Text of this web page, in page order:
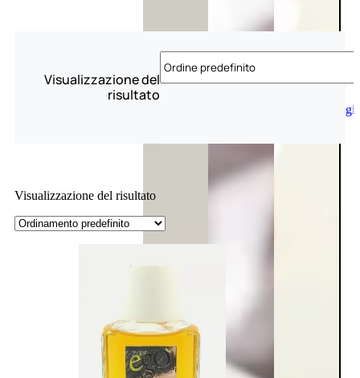
Aggiungi
Visualizzazione del
risultato
Visualizzazione del risultato